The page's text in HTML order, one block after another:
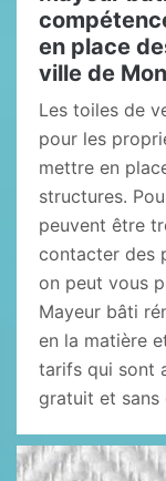
en place
ville de
Les toiles de
pour les
mettre en
structures.
peuvent être
contacter des
on peut vous
Mayeur bâti
en la matière
tarifs qui sont
gratuit et sans